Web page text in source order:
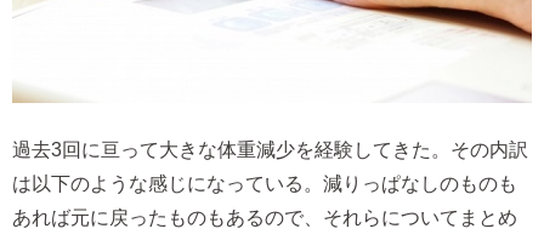
過去3回に亘って大きな体重減少を経験してきた。その内訳
は以下のような感じになっている。減りっぱなしのものも
あれば元に戻ったものもあるので、それらについてまとめ